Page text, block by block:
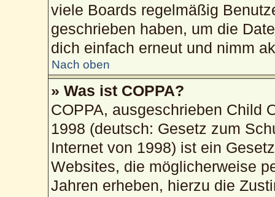
viele Boards regelmäßig
geschrieben haben, um die
dich einfach erneut und nimm
Nach oben
» Was ist COPPA?
COPPA, ausgeschrieben Child
1998 (deutsch: Gesetz zum
Internet von 1998) ist ein
Websites, die möglicherweise
Jahren erheben, hierzu die